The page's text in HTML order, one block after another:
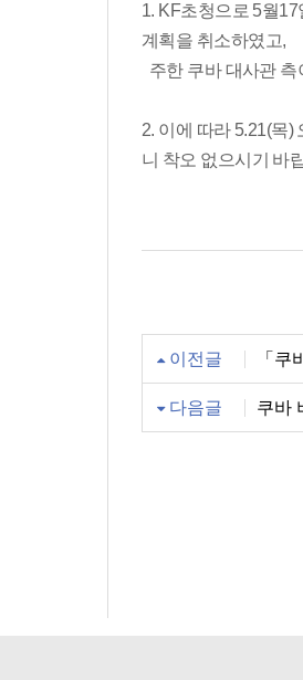
1. KF초청으로 5월
계획을 취소하였고,
주한 쿠바 대사관
2. 이에 따라 5.21(목
니 착오 없으시기 바
이전글 「
다음글 쿠바